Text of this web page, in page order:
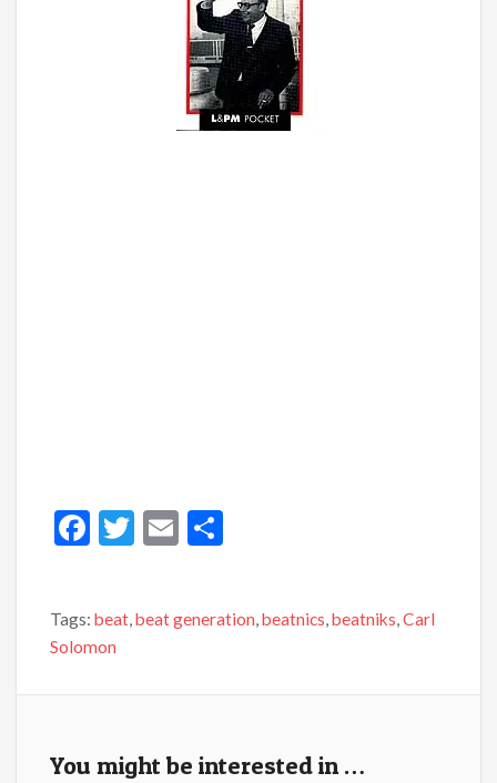
F
b
T
er
E
l
e
Tags: beat beat generation beatnics beatniks Carl
Solomon
You might be interested in …